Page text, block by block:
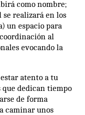
como nombre;
realizará en los
un espacio para
al
evocando la
atento a tu
que dedican tiempo
de forma
caminar unos